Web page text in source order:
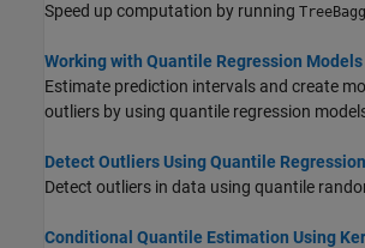
Speed up computation by running
Working with Quantile Regression Models
Estimate prediction intervals and create
outliers by using quantile regression
Detect Outliers Using Quantile Regression
Detect outliers in data using quantile
Conditional Quantile Estimation Using